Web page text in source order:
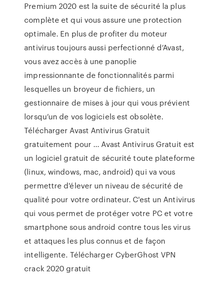
Premium 2020 est la suite de sécurité la plus
complète et qui vous assure une protection
optimale. En plus de profiter du moteur
antivirus toujours aussi perfectionné d’Avast,
vous avez accès à une panoplie
impressionnante de fonctionnalités parmi
lesquelles un broyeur de fichiers, un
gestionnaire de mises à jour qui vous prévient
lorsqu’un de vos logiciels est obsolète.
Télécharger Avast Antivirus Gratuit
gratuitement pour ... Avast Antivirus Gratuit est
un logiciel gratuit de sécurité toute plateforme
(linux, windows, mac, android) qui va vous
permettre d'élever un niveau de sécurité de
qualité pour votre ordinateur. C'est un Antivirus
qui vous permet de protéger votre PC et votre
smartphone sous android contre tous les virus
et attaques les plus connus et de façon
intelligente. Télécharger CyberGhost VPN
crack 2020 gratuit